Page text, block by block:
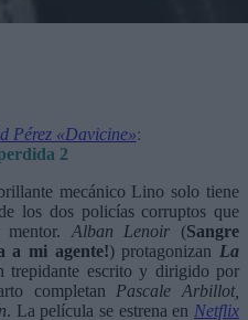
Pérez «Davicine»:
2
mecánico Lino solo tiene
los dos policías corruptos que
Alban Lenoir (Sangre
a mi agente!) protagonizan La
trepidante escrito y dirigido por
completan Pascale Arbillot,
. La película se estrena en Netflix